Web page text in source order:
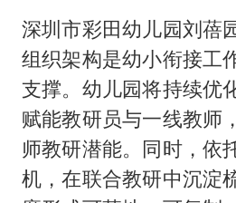
深圳市彩田幼儿园刘蓓
组织架构是幼小衔接工
支撑。幼儿园将持续优
赋能教研员与一线教师
师教研潜能。同时，依
机，在联合教研中沉淀